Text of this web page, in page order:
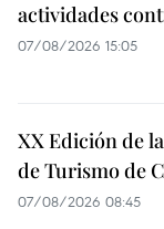
actividades
07/08/2026 15:05
XX Edición de
de Turismo de
07/08/2026 08:45